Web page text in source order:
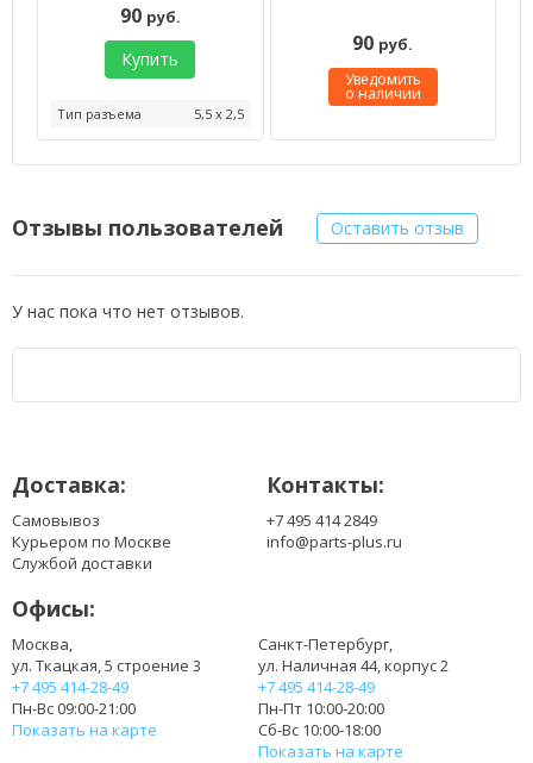
90 руб.
Купить
Тип разъема 5,5 x 2,5
90 руб.
Уведомить
о наличии
Отзывы пользователей Оставить отзыв
У нас пока что нет отзывов.
Доставка:
Самовывоз
Курьером по Москве
Службой доставки
Контакты:
+7 495 414 2849
info@parts-plus.ru
Офисы:
Москва,
ул. Ткацкая, 5 строение 3
+7 495 414-28-49
Пн-Вс 09:00-21:00
Показать на карте
Санкт-Петербург,
ул. Наличная 44, корпус 2
+7 495 414-28-49
Пн-Пт 10:00-20:00
Сб-Вс 10:00-18:00
Показать на карте